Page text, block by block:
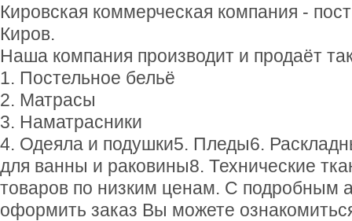
Кировская коммерческая компания -
Киров.
Наша компания производит и продаёт
1. Постельное бельё
2. Матраcы
3. Наматрасники
4. Одеяла и подушки5. Пледы6.
для ванны и раковины8. Технические
товаров по низким ценам. С подробным
оформить заказ Вы можете